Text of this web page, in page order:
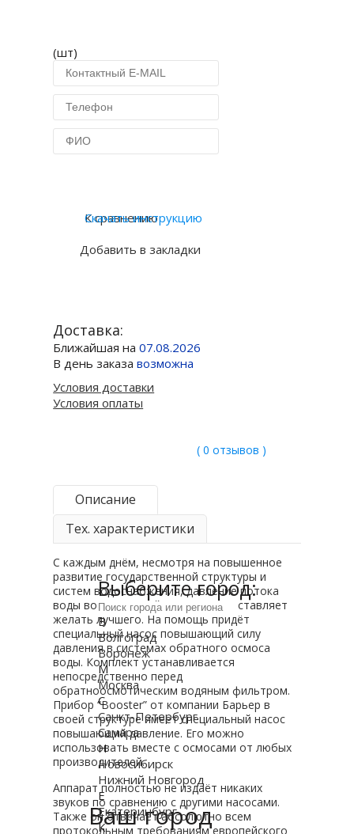
(шт)
К сравнению
Добавить в закладки
Скачать инструкцию
Доставка:
Ближайшая на07.08.2026
В день заказавозможна
Условия доставки
Условия оплаты
( 0 отзывов )
Описание
Тех. характеристики
С каждым днём, несмотря на повышенное
развитие государственной структуры и
систем водоснабжения, давление потока
воды во многих районах страны оставляет
желать лучшего. На помощь придёт
специальный насос повышающий силу
давления в системах обратного осмоса
воды. Комплект устанавливается
непосредственно перед
обратноосмотическим водяным фильтром.
Прибор “Booster” от компании Барьер в
своей структуре имеет специальный насос
повышающий давление. Его можно
использовать вместе с осмосами от любых
производителей.
Аппарат полностью не издаёт никаких
звуков по сравнению с другими насосами.
Также он отвечает абсолютно всем
протокольным требованиям европейского
Ваш город
Выберите город:
В
Волгоград
Воронеж
М
Москва
С
Санкт-Петербург
Самара
Н
Новосибирск
Нижний Новгород
Е
Екатеринбург
К